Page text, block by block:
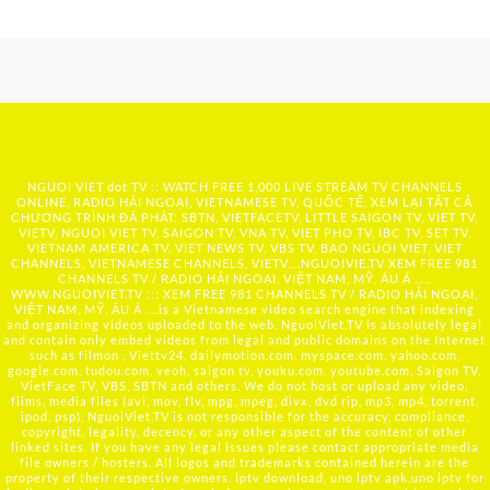
NGUOI VIET dot TV :: WATCH FREE 1,000 LIVE STREAM TV CHANNELS
ONLINE, RADIO HẢI NGOẠI, VIETNAMESE TV, QUỐC TẾ, XEM LẠI TẤT CẢ
CHƯƠNG TRÌNH ĐÃ PHÁT: SBTN, VIETFACETV, LITTLE SAIGON TV, VIET TV,
VIETV, NGUOI VIET TV, SAIGON TV, VNA TV, VIET PHO TV, IBC TV, SET TV,
VIETNAM AMERICA TV, VIET NEWS TV, VBS TV, BAO NGUOI VIET, VIET
CHANNELS, VIETNAMESE CHANNELS, VIETV,... NGUOIVIE.TV XEM FREE 981
CHANNELS TV / RADIO HẢI NGOẠI, VIỆT NAM, MỸ, ÂU Á …..
WWW.NGUOIVIET.TV ::: XEM FREE 981 CHANNELS TV / RADIO HẢI NGOẠI,
VIỆT NAM, MỸ, ÂU Á ….is a Vietnamese video search engine that indexing
and organizing videos uploaded to the web. NguoiViet.TV is absolutely legal
and contain only embed videos from legal and public domains on the Internet
such as filmon , Viettv24, dailymotion.com, myspace.com, yahoo.com,
google.com, tudou.com, veoh, saigon tv, youku.com, youtube.com, Saigon TV,
VietFace TV, VBS, SBTN and others. We do not host or upload any video,
films, media files (avi, mov, flv, mpg, mpeg, divx, dvd rip, mp3, mp4, torrent,
ipod, psp), NguoiViet.TV is not responsible for the accuracy, compliance,
copyright, legality, decency, or any other aspect of the content of other
linked sites. If you have any legal issues please contact appropriate media
file owners / hosters. All logos and trademarks contained herein are the
property of their respective owners. iptv download, uno iptv apk,uno iptv for